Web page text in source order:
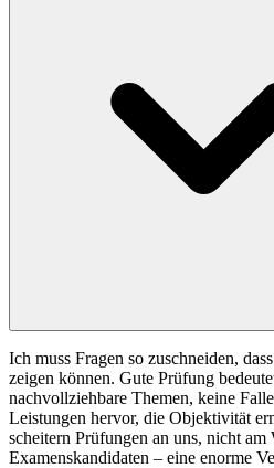
Ich muss Fragen so zuschneiden,
zeigen können. Gute Prüfung
nachvollziehbare Themen, keine
Leistungen hervor, die Objektivität
scheitern Prüfungen an uns, nicht am
Examenskandidaten – eine enorme